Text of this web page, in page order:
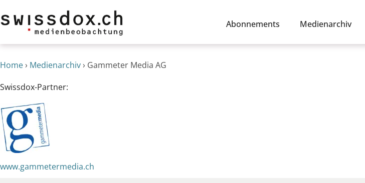
Abonnements Medienarchiv
Home› Medienarchiv› Gammeter Media AG
Swissdox-Partner:
www.gammetermedia.ch